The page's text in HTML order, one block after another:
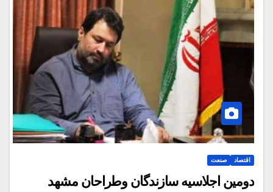
اقتصاد صنعت
دومین اجلاسیه سازندگان وطراحان مشهد